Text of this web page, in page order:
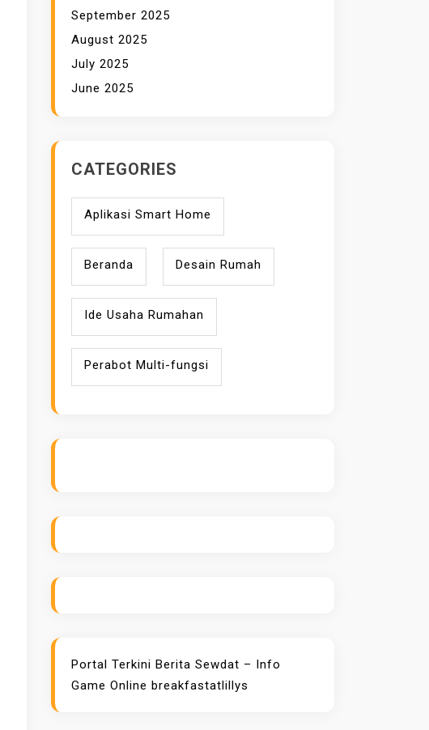
September 2025
August 2025
July 2025
June 2025
CATEGORIES
Aplikasi Smart Home
Beranda Desain Rumah
Ide Usaha Rumahan
Perabot Multi-fungsi
Portal Terkini Berita Sewdat – Info
Game Online breakfastatlillys